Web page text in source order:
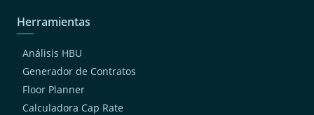
Herramientas
Análisis HBU
Generador de Contratos
Floor Planner
Calculadora Cap Rate